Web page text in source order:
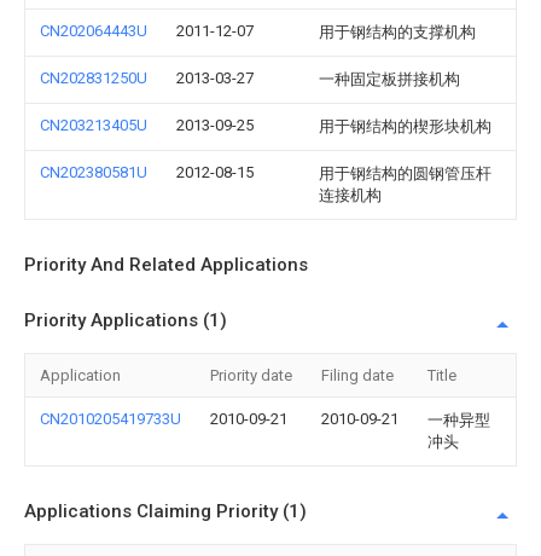
CN202064443U 2011-12-07 用于钢结构的支撑机构
CN202831250U 2013-03-27 一种固定板拼接机构
CN203213405U 2013-09-25 用于钢结构的楔形块机构
CN202380581U 2012-08-15
用于钢结构的圆钢管压杆
连接机构
Priority And Related Applications
Priority Applications (1)
Application Priority date Filing date Title
CN2010205419733U 2010-09-21 2010-09-21
一种异型
冲头
Applications Claiming Priority (1)